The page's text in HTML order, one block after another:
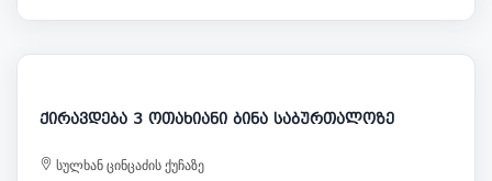
1 250
ქირავდება 3 ოთახიანი ბინა საბურთალოზე
სულხან ცინცაძის ქუჩაზე